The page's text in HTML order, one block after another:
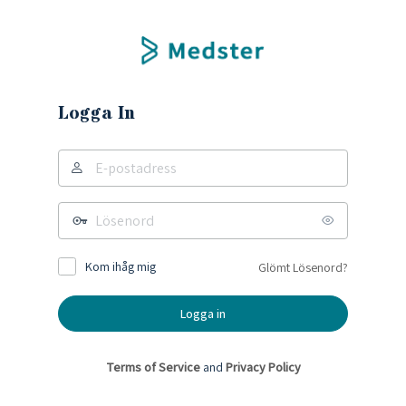
Logga In
Kom ihåg mig Glömt Lösenord?
Terms of Serviceand Privacy Policy